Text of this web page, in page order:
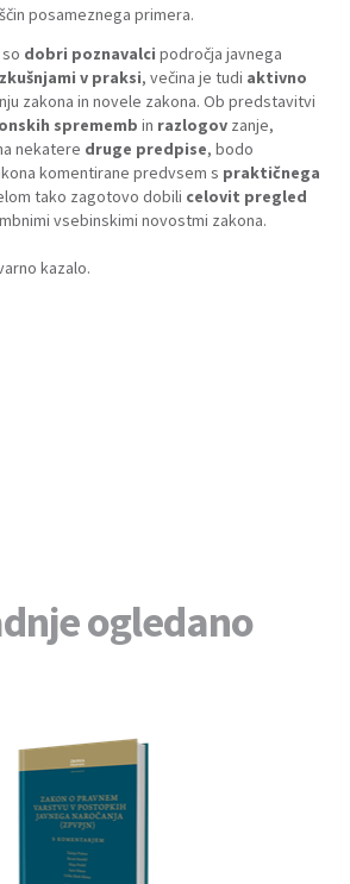
posameznega primera.
dobri poznavalci področja javnega
v praksi, večina je tudi aktivno
zakona in novele zakona. Ob predstavitvi
sprememb in razlogov zanje,
nekatere druge predpise, bodo
komentirane predvsem s praktičnega
tako zagotovo dobili celovit pregled
vsebinskimi novostmi zakona.
kazalo.
ogledano